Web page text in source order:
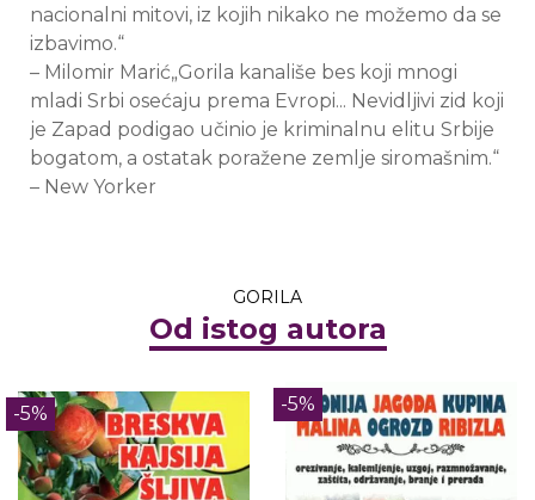
nacionalni mitovi, iz kojih nikako ne možemo da se
izbavimo.“
– Milomir Marić„Gorila kanališe bes koji mnogi
mladi Srbi osećaju prema Evropi... Nevidljivi zid koji
je Zapad podigao učinio je kriminalnu elitu Srbije
bogatom, a ostatak poražene zemlje siromašnim.“
– New Yorker
GORILA
Od istog autora
-5% -5%